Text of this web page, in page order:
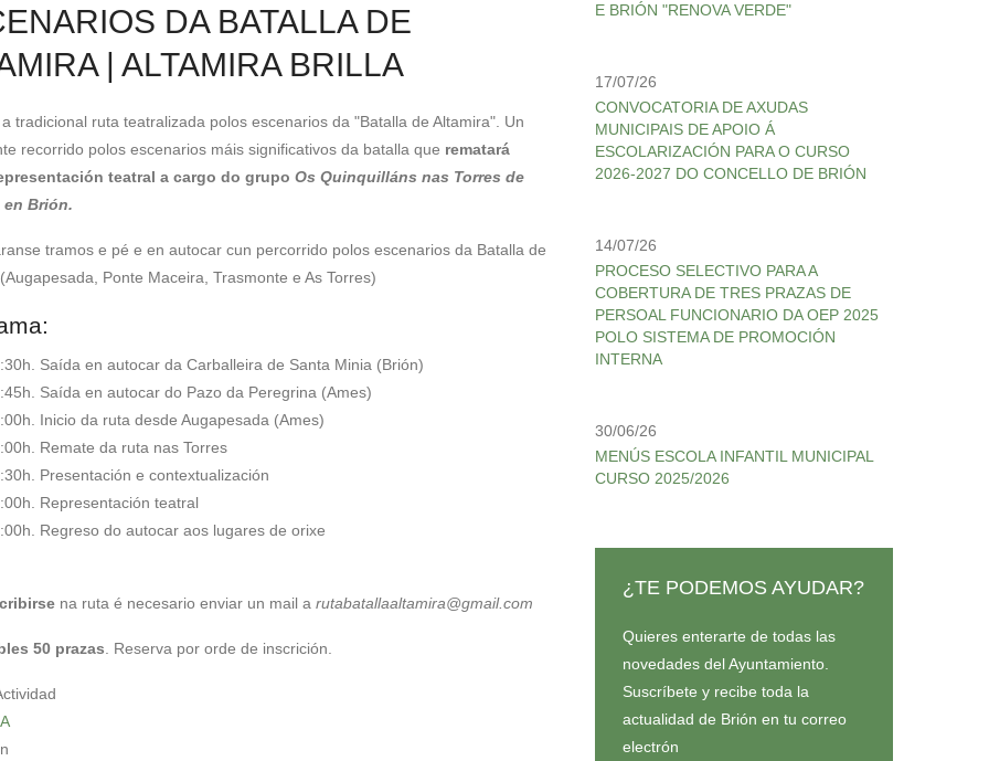
DA BATALLA DE
| ALTAMIRA BRILLA
tradicional ruta teatralizada polos escenarios da "Batalla de Altamira". Un
recorrido polos escenarios máis significativos da batalla que rematará
teatral a cargo do grupo Os Quinquilláns nas Torres de
en Brión.
tramos e pé e en autocar cun percorrido polos escenarios da Batalla de
Ponte Maceira, Trasmonte e As Torres)
Saída en autocar da Carballeira de Santa Minia (Brión)
Saída en autocar do Pazo da Peregrina (Ames)
Inicio da ruta desde Augapesada (Ames)
Remate da ruta nas Torres
Presentación e contextualización
Representación teatral
Regreso do autocar aos lugares de orixe
na ruta é necesario enviar un mail a rutabatallaaltamira@gmail.com
50 prazas . Reserva por orde de inscrición.
E BRIÓN "RENOVA VERDE"
17/07/26
CONVOCATORIA DE AXUDAS
MUNICIPAIS DE APOIO Á
ESCOLARIZACIÓN PARA O CURSO
2026-2027 DO CONCELLO DE BRIÓN
14/07/26
PROCESO SELECTIVO PARA A
COBERTURA DE TRES PRAZAS DE
PERSOAL FUNCIONARIO DA OEP 2025
POLO SISTEMA DE PROMOCIÓN
INTERNA
30/06/26
MENÚS ESCOLA INFANTIL MUNICIPAL
CURSO 2025/2026
¿TE PODEMOS AYUDAR?
Quieres enterarte de todas las
novedades del Ayuntamiento.
Suscríbete y recibe toda la
actualidad de Brión en tu correo
electrón